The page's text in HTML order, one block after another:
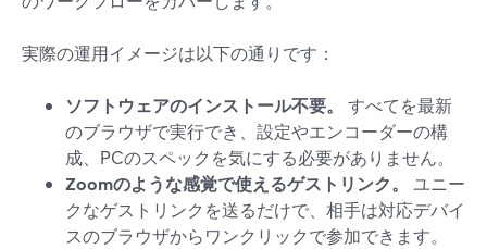
実際の運用イメージは以下の通りです：
ソフトウェアのインストール不要。
すべてを最新
のブラウザで実行でき、設定やエンコーダーの構
成、PCのスペックを気にする必要がありません。
Zoomのような感覚で使えるゲストリンク。
ユニー
クなゲストリンクを送るだけで、相手は対応デバイ
スのブラウザからワンクリックで参加できます。